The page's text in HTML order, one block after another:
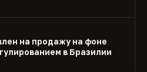
на продажу на фоне
в Бразилии